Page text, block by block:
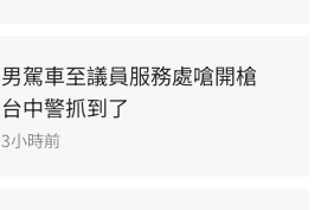
男駕車至議員服務處嗆開槍
台中警抓到了
3小時前